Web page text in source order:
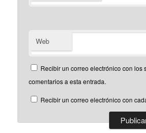
Web
Recibir un correo electrónico con los
comentarios a esta entrada.
Recibir un correo electrónico con